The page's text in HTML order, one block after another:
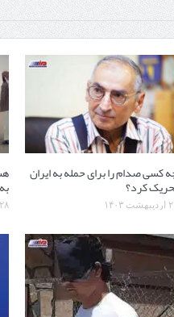
کسی صدام را برای حمله به ایران
کرد؟
۱۴۰۳ ۲۸ فروردین ۱۴۰۳